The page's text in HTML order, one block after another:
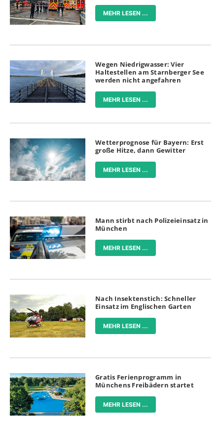
MEHR LESEN ...
Wegen Niedrigwasser: Vier
Haltestellen am Starnberger See
werden nicht angefahren
MEHR LESEN ...
Wetterprognose für Bayern: Erst
große Hitze, dann Gewitter
MEHR LESEN ...
Mann stirbt nach Polizeieinsatz in
München
MEHR LESEN ...
Nach Insektenstich: Schneller
Einsatz im Englischen Garten
MEHR LESEN ...
Gratis Ferienprogramm in
Münchens Freibädern startet
MEHR LESEN ...